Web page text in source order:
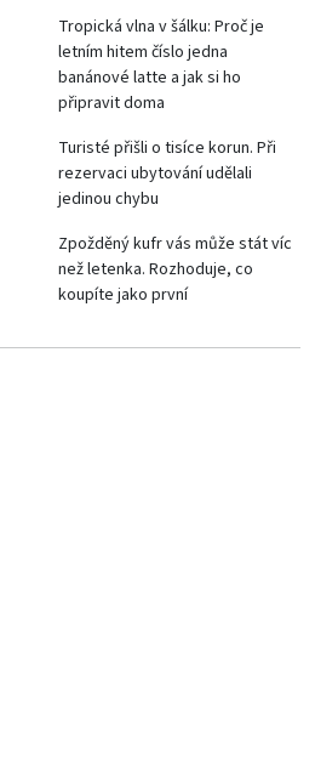
Tropická vlna v šálku: Proč je
letním hitem číslo jedna
banánové latte a jak si ho
připravit doma
Turisté přišli o tisíce korun. Při
rezervaci ubytování udělali
jedinou chybu
Zpožděný kufr vás může stát víc
než letenka. Rozhoduje, co
koupíte jako první